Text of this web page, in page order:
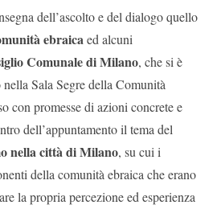
dell’ascolto e del dialogo quello
ebraicaed alcuni
Comunale di Milano, che si è
Sala Segre della Comunità
con promesse di azioni concrete e
dell’appuntamento il tema del
nella città di Milano, su cui i
della comunità ebraica che erano
la propria percezione ed esperienza